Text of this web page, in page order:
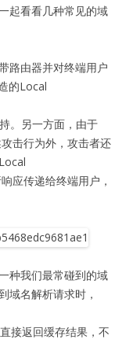
起看看几种常见的域
路由器并对终端用户
的Local
。另一方面，由于
击行为外，攻击者还
应传递给终端用户，
种我们最常碰到的域
域名解析请求时，
接返回缓存结果，不